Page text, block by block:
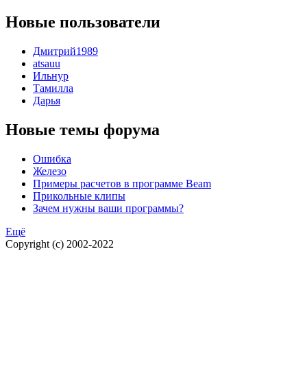
Новые пользователи
Дмитрий1989
atsauu
Ильнур
Тамилла
Дарья
Новые темы форума
Ошибка
Железо
Примеры расчетов в программе Beam
Прикольные клипы
Зачем нужны ваши программы?
Ещё
Copyright (c) 2002-2022